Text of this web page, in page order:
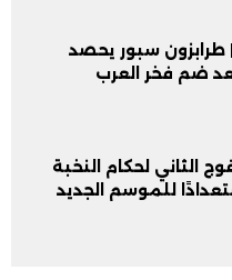
طرابزون سبور يحصد
ضم فخر العرب
الثاني لحكام النخبة
للموسم الجديد